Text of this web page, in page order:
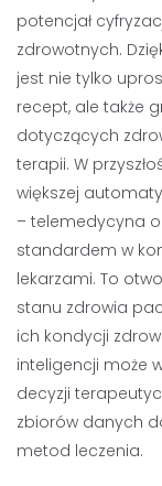
potencjał
zdrowotnych.
jest nie tylko
recept, ale także
dotyczących
terapii. W
większej
– telemedycyna
standardem w
lekarzami. To
stanu zdrowia
ich kondycji
inteligencji może
decyzji
zbiorów danych
metod leczenia.